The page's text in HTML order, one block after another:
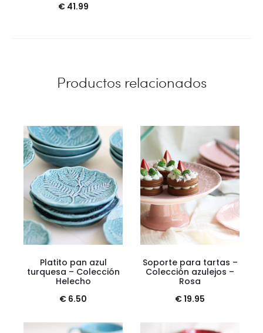
€41.99
Productos relacionados
Platito pan azul
turquesa – Colección
Helecho
€ 6.50
Soporte para tartas –
Colección azulejos –
Rosa
€19.95